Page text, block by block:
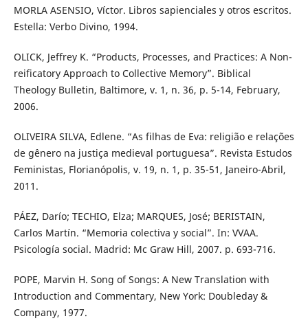
MORLA ASENSIO, Víctor. Libros sapienciales y otros escritos.
Estella: Verbo Divino, 1994.
OLICK, Jeffrey K. “Products, Processes, and Practices: A Non-
reificatory Approach to Collective Memory”. Biblical
Theology Bulletin, Baltimore, v. 1, n. 36, p. 5-14, February,
2006.
OLIVEIRA SILVA, Edlene. “As filhas de Eva: religião e relações
de gênero na justiça medieval portuguesa”. Revista Estudos
Feministas, Florianópolis, v. 19, n. 1, p. 35-51, Janeiro-Abril,
2011.
PÁEZ, Darío; TECHIO, Elza; MARQUES, José; BERISTAIN,
Carlos Martín. “Memoria colectiva y social”. In: VVAA.
Psicología social. Madrid: Mc Graw Hill, 2007. p. 693-716.
POPE, Marvin H. Song of Songs: A New Translation with
Introduction and Commentary, New York: Doubleday &
Company, 1977.